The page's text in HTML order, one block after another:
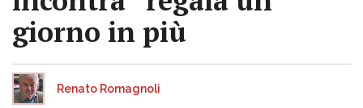
giorno in più
Renato Romagnoli